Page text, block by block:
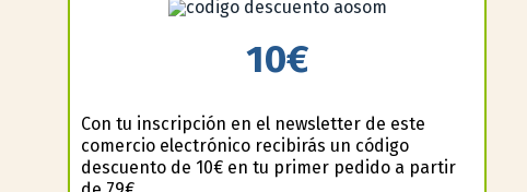
10€
Con tu inscripción en el newsletter de este
comercio electrónico recibirás un código
descuento de 10€ en tu primer pedido a partir